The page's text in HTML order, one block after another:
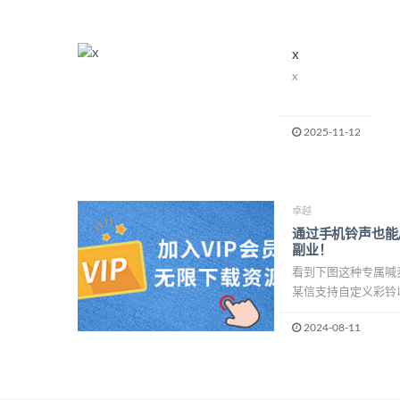
x
x
2025-11-12
卓越
通过手机铃声也
副业！
看到下图这种专属
某信支持自定义彩铃
2024-08-11